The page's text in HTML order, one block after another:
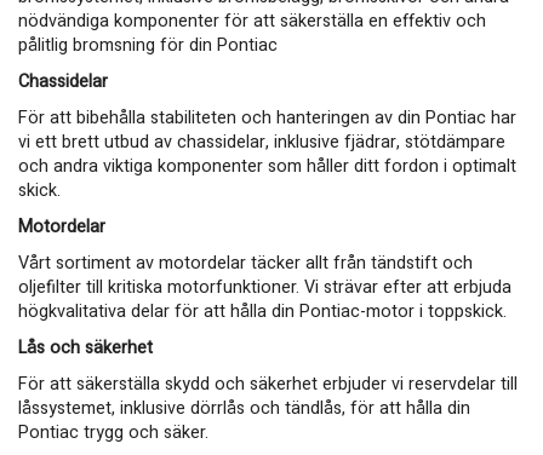
nödvändiga komponenter för att säkerställa en effektiv och
pålitlig bromsning för din Pontiac
Chassidelar
För att bibehålla stabiliteten och hanteringen av din Pontiac har
vi ett brett utbud av chassidelar, inklusive fjädrar, stötdämpare
och andra viktiga komponenter som håller ditt fordon i optimalt
skick.
Motordelar
Vårt sortiment av motordelar täcker allt från tändstift och
oljefilter till kritiska motorfunktioner. Vi strävar efter att erbjuda
högkvalitativa delar för att hålla din Pontiac-motor i toppskick.
Lås och säkerhet
För att säkerställa skydd och säkerhet erbjuder vi reservdelar till
låssystemet, inklusive dörrlås och tändlås, för att hålla din
Pontiac trygg och säker.